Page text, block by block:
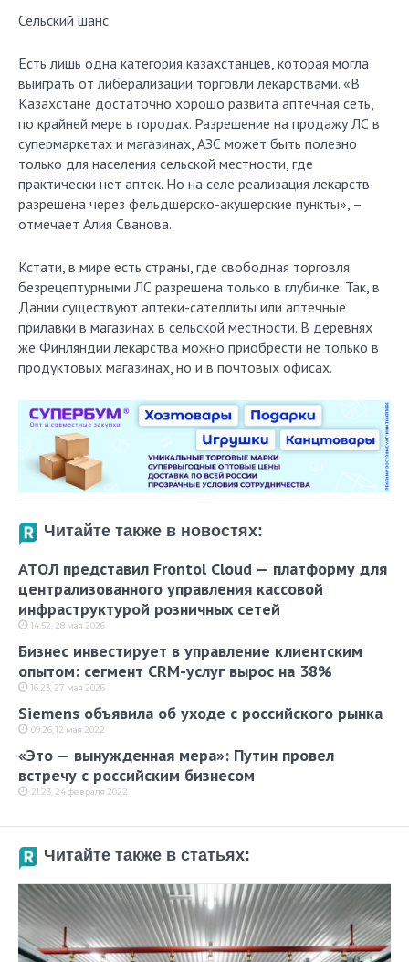
Сельский шанс
Есть лишь одна категория казахстанцев, которая могла
выиграть от либерализации торговли лекарствами. «В
Казахстане достаточно хорошо развита аптечная сеть,
по крайней мере в городах. Разрешение на продажу ЛС в
супермаркетах и магазинах, АЗС может быть полезно
только для населения сельской местности, где
практически нет аптек. Но на селе реализация лекарств
разрешена через фельдшерско-акушерские пункты», –
отмечает Алия Сванова.
Кстати, в мире есть страны, где свободная торговля
безрецептурными ЛС разрешена только в глубинке. Так, в
Дании существуют аптеки-сателлиты или аптечные
прилавки в магазинах в сельской местности. В деревнях
же Финляндии лекарства можно приобрести не только в
продуктовых магазинах, но и в почтовых офисах.
Читайте также в новостях:
АТОЛ представил Frontol Cloud — платформу для
централизованного управления кассовой
инфраструктурой розничных сетей
14:52, 28 мая 2026
Бизнес инвестирует в управление клиентским
опытом: сегмент CRM-услуг вырос на 38%
16:23, 27 мая 2026
Siemens объявила об уходе с российского рынка
09:26, 12 мая 2022
«Это — вынужденная мера»: Путин провел
встречу с российским бизнесом
21:23, 24 февраля 2022
Читайте также в статьях: